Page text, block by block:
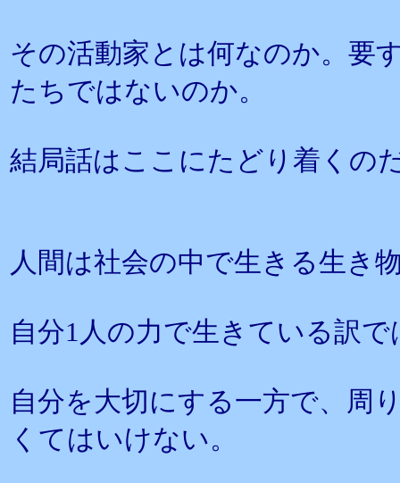
その活動家とは何なのか。要
たちではないのか。
結局話はここにたどり着くの
人間は社会の中で生きる生き
自分1人の力で生きている訳
自分を大切にする一方で、周
くてはいけない。